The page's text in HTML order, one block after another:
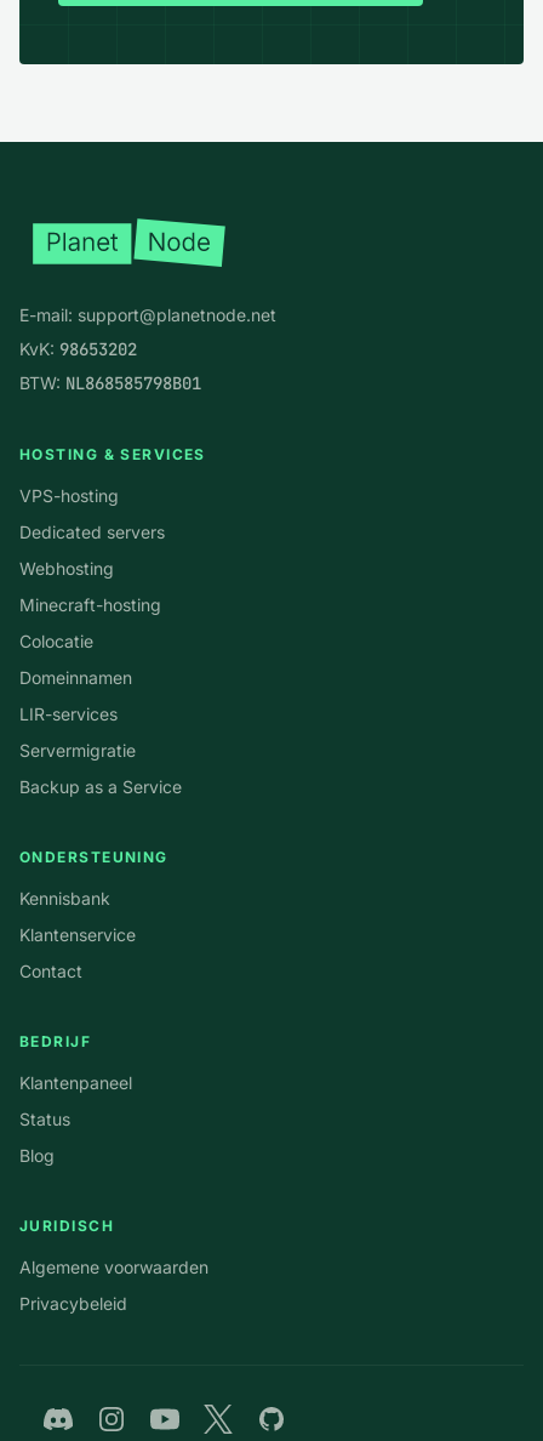
E-mail: support@planetnode.net
KvK: 98653202
BTW: NL868585798B01
HOSTING & SERVICES
VPS-hosting
Dedicated servers
Webhosting
Minecraft-hosting
Colocatie
Domeinnamen
LIR-services
Servermigratie
Backup as a Service
ONDERSTEUNING
Kennisbank
Klantenservice
Contact
BEDRIJF
Klantenpaneel
Status
Blog
JURIDISCH
Algemene voorwaarden
Privacybeleid
DiscordInstagramYouTubeTwitterGitHub